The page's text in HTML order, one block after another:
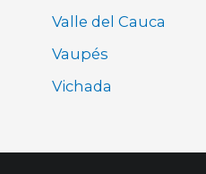
Valle del Cauca
Vaupés
Vichada